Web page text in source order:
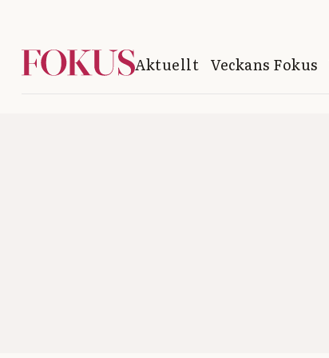
Aktuellt Veckans Fokus